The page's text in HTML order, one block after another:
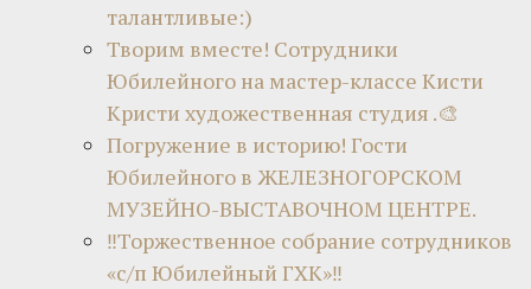
талантливые:)
Творим вместе! Сотрудники
Юбилейного на мастер-классе Кисти
Кристи художественная студия .🎨
Погружение в историю! Гости
Юбилейного в ЖЕЛЕЗНОГОРСКОМ
МУЗЕЙНО-ВЫСТАВОЧНОМ ЦЕНТРЕ.
‼Торжественное собрание сотрудников
«с/п Юбилейный ГХК»‼